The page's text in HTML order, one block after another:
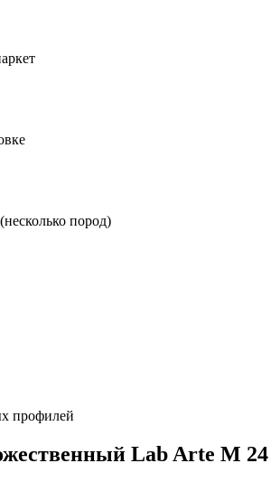
пород)
профилей
Lab Arte М 24